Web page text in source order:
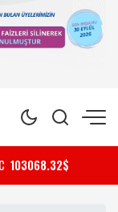
103068.32$